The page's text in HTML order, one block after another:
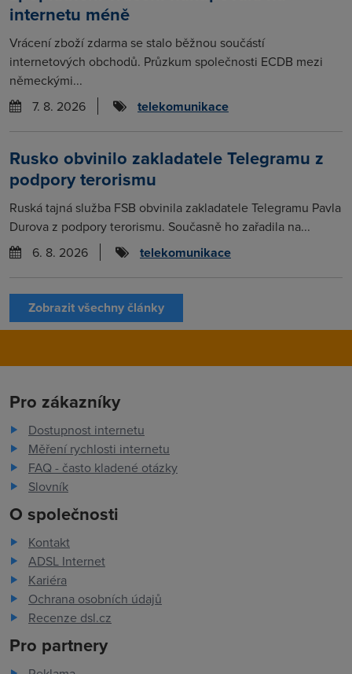
internetu méně
Vrácení zboží zdarma se stalo běžnou součástí
internetových obchodů. Průzkum společnosti ECDB mezi
německými...
7. 8. 2026
telekomunikace
Rusko obvinilo zakladatele Telegramu z
podpory terorismu
Ruská tajná služba FSB obvinila zakladatele Telegramu Pavla
Durova z podpory terorismu. Současně ho zařadila na...
6. 8. 2026
telekomunikace
Zobrazit všechny články
Pro zákazníky
Dostupnost internetu
Měření rychlosti internetu
FAQ - často kladené otázky
Slovník
O společnosti
Kontakt
ADSL Internet
Kariéra
Ochrana osobních údajů
Recenze dsl.cz
Pro partnery